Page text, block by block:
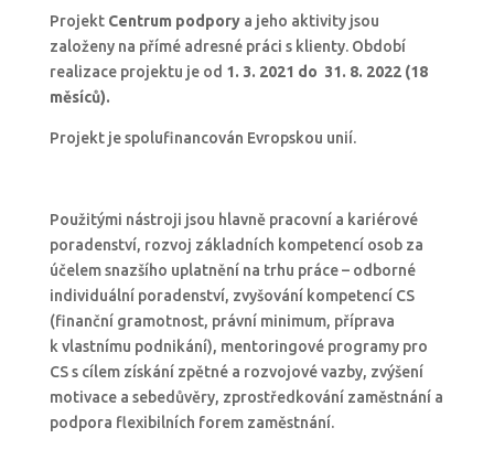
Projekt Centrum podporya jeho aktivity jsou
založeny na přímé adresné práci s klienty. Období
realizace projektu je od 1. 3. 2021 do 31. 8. 2022 (18
měsíců).
Projekt je spolufinancován Evropskou unií.
Použitými nástroji jsou hlavně pracovní a kariérové
poradenství, rozvoj základních kompetencí osob za
účelem snazšího uplatnění na trhu práce – odborné
individuální poradenství, zvyšování kompetencí CS
(finanční gramotnost, právní minimum, příprava
k vlastnímu podnikání), mentoringové programy pro
CS s cílem získání zpětné a rozvojové vazby, zvýšení
motivace a sebedůvěry, zprostředkování zaměstnání a
podpora flexibilních forem zaměstnání.